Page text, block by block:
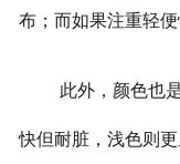
布；而如果注重轻
此外，颜色也
快但耐脏，浅色则